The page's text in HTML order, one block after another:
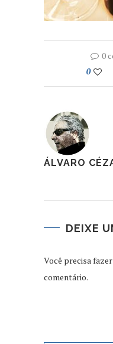
0
0
ÁLVARO
DEIXE
Você precisa
comentário.